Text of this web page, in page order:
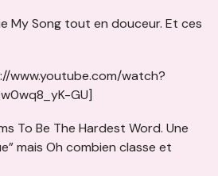
My Song tout en douceur. Et ces
www.youtube.com/watch?
GU]
To Be The Hardest Word. Une
mais Oh combien classe et